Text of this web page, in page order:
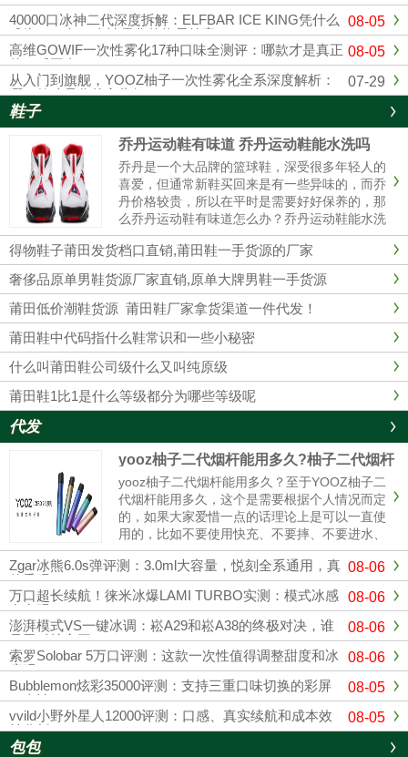
08-05
40000口冰神二代深度拆解：ELFBAR ICE KING凭什么
成为2026年一次性雾化的终局答案？
08-05
高维GOWIF一次性雾化17种口味全测评：哪款才是真正
的口感王者？
07-29
从入门到旗舰，YOOZ柚子一次性雾化全系深度解析：
哪一款才是你的心头好？
鞋子
乔丹运动鞋有味道 乔丹运动鞋能水洗吗
乔丹是一个大品牌的篮球鞋，深受很多年轻人的
喜爱，但通常新鞋买回来是有一些异味的，而乔
丹价格较贵，所以在平时是需要好好保养的，那
么乔丹运动鞋有味道怎么办？乔丹运动鞋能水洗
吗？乔丹运动鞋有味道1、最简单的办法在鞋里
放上橘子皮。2、用棉花沾些酒精塞入球鞋里，
这样经过一夜以后，棉花已经乾......
得物鞋子莆田发货档口直销,莆田鞋一手货源的厂家
奢侈品原单男鞋货源厂家直销,原单大牌男鞋一手货源
莆田低价潮鞋货源 莆田鞋厂家拿货渠道一件代发！
莆田鞋中代码指什么鞋常识和一些小秘密
什么叫莆田鞋公司级什么又叫纯原级
莆田鞋1比1是什么等级都分为哪些等级呢
代发
yooz柚子二代烟杆能用多久?柚子二代烟杆
yooz柚子二代烟杆能用多久？至于YOOZ柚子二
代烟杆能用多久，这个是需要根据个人情况而定
的，如果大家爱惜一点的话理论上是可以一直使
用的，比如不要使用快充、不要摔、不要进水、
定期清理冷凝液、这样可以使你的烟杆寿命更
长，使用的时间更久。与其它电子烟产品相比，
柚子电子烟设计灵活，充电方式更简单。只需插
入充电电源，确保电子烟...
08-06
Zgar冰熊6.0s弹评测：3.0ml大容量，悦刻全系通用，真
的香吗？
08-06
万口超长续航！徕米冰爆LAMI TURBO实测：模式冰感
有多强？
08-06
澎湃模式VS一键冰调：崧A29和崧A38的终极对决，谁
是黑科技之王？
08-06
索罗Solobar 5万口评测：这款一次性值得调整甜度和冰
度吗？
08-05
Bubblemon炫彩35000评测：支持三重口味切换的彩屏
一次性
08-05
vvild小野外星人12000评测：口感、真实续航和成本效
益分析
包包